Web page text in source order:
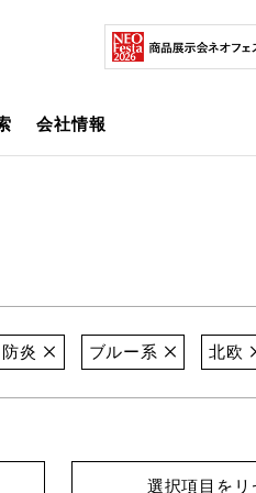
会社情報
防炎 ブルー系 北欧
選択項目をリ